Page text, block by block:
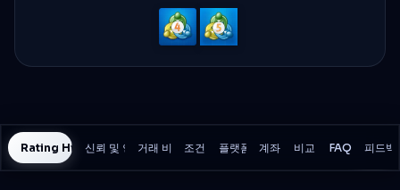
MetaTrader
4
Rating History신뢰 및 안전거래 비용 조건 플랫폼 계좌 비교 FAQ 피드백